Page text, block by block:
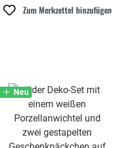
Zum Merkzettel hinzufügen
Neu